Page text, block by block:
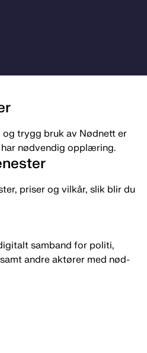
trygg bruk av Nødnett er
nødvendig opplæring.
priser og vilkår, slik blir du
samband for politi,
andre aktører med nød-